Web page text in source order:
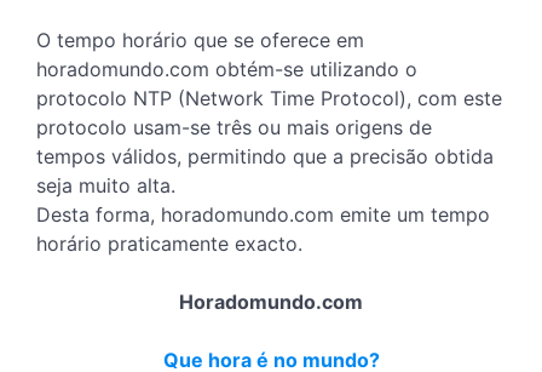
O tempo horário que se oferece em
horadomundo.com obtém-se utilizando o
protocolo NTP (Network Time Protocol), com este
protocolo usam-se três ou mais origens de
tempos válidos, permitindo que a precisão obtida
seja muito alta.
Desta forma, horadomundo.com emite um tempo
horário praticamente exacto.
Horadomundo.com
Que hora é no mundo?